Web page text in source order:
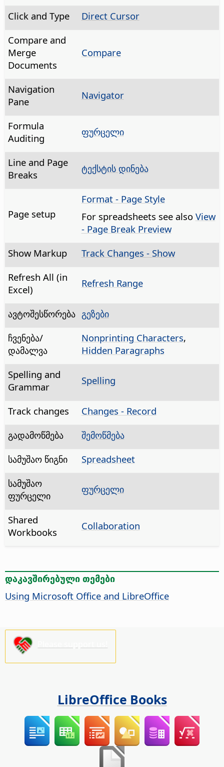
Click and Type
Direct Cursor
Compare and
Merge
Documents
Compare
Navigation
Pane
Navigator
Formula
Auditing
ფურცელი
Line and Page
Breaks
ტექსტის დინება
Page setup
Format - Page Style
For spreadsheets see also View
- Page Break Preview
Show Markup
Track Changes - Show
Refresh All (in
Excel)
Refresh Range
ავტოშესწორება გეზები
ჩვენება/
დამალვა
Nonprinting Characters,
Hidden Paragraphs
Spelling and
Grammar
Spelling
Track changes
Changes - Record
გადამოწმება
შემოწმება
სამუშაო წიგნი
Spreadsheet
სამუშაო
ფურცელი
ფურცელი
Shared
Workbooks
Collaboration
დაკავშირებული თემები
Using Microsoft Office and LibreOffice
LibreOffice Books